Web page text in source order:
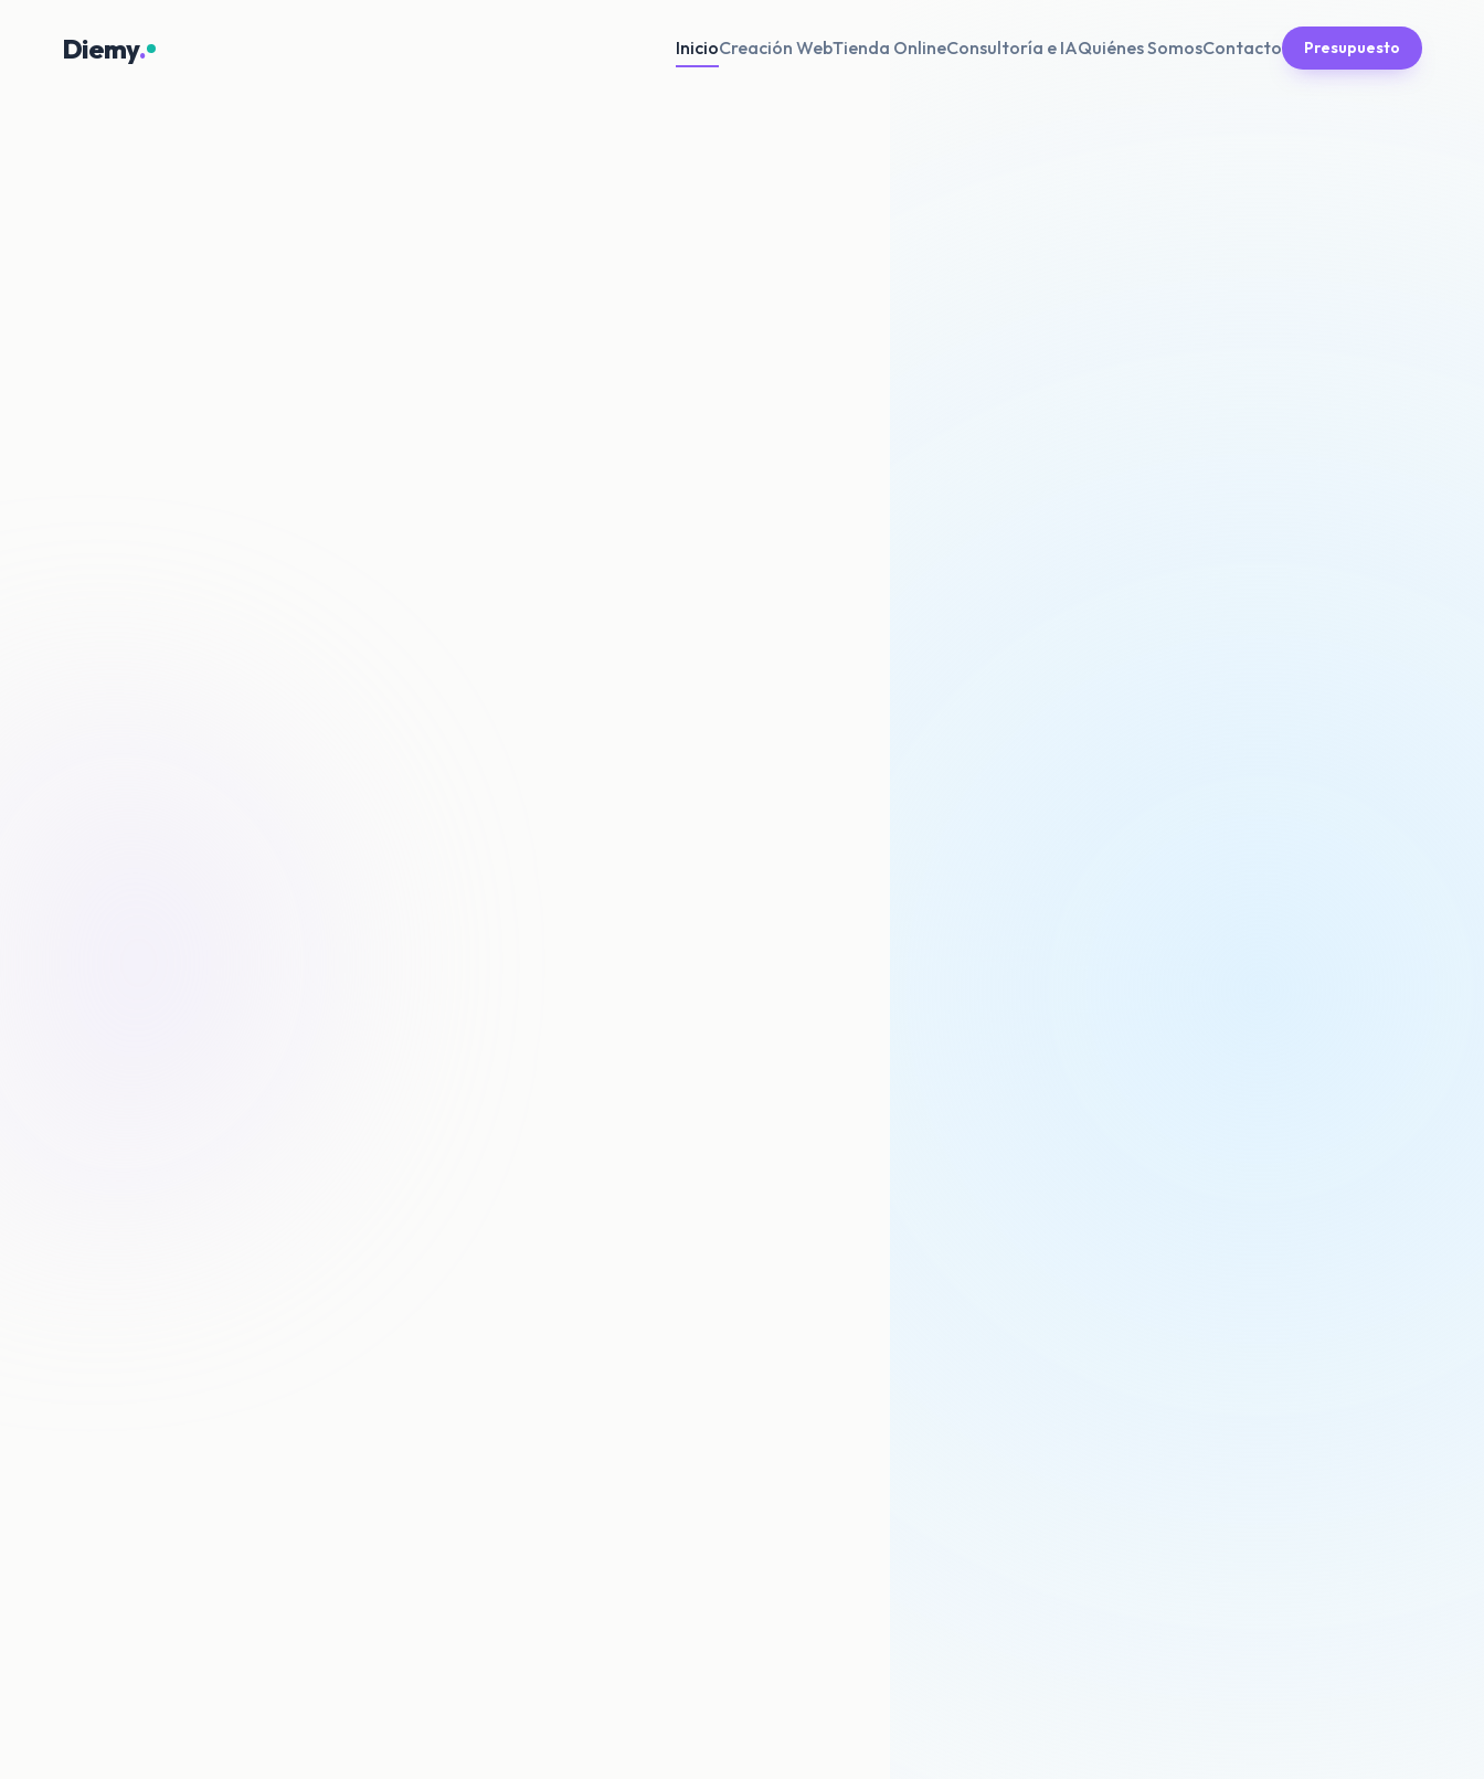
Diemy. InicioCreación WebTienda OnlineConsultoría e IAQuiénes SomosContacto Presupuesto